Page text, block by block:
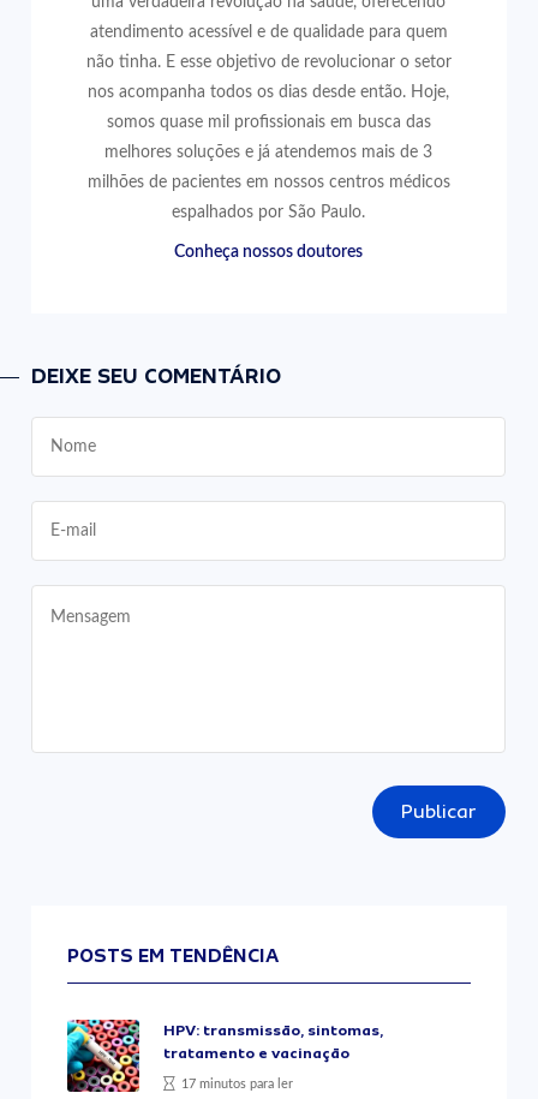
atendimento acessível e de qualidade para quem
não tinha. E esse objetivo de revolucionar o setor
nos acompanha todos os dias desde então. Hoje,
somos quase mil profissionais em busca das
melhores soluções e já atendemos mais de 3
milhões de pacientes em nossos centros médicos
espalhados por São Paulo.
Conheça nossos doutores
DEIXE SEU COMENTÁRIO
Publicar
POSTS EM TENDÊNCIA
HPV: transmissão, sintomas,
tratamento e vacinação
17 minutos para ler